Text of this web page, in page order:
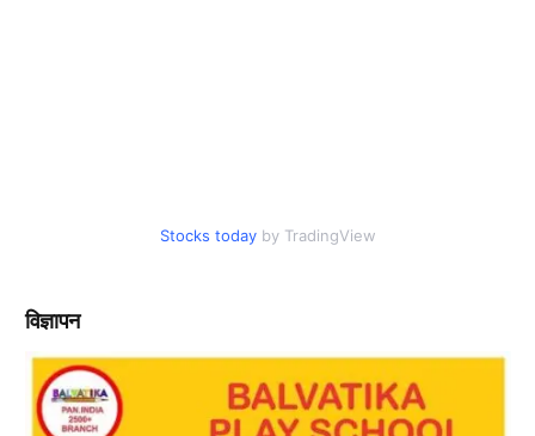
Stocks today by TradingView
विज्ञापन